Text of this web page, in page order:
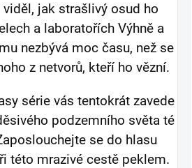
jak strašlivý osud ho
a laboratořích Výhně a
nezbývá moc času, než se
z netvorů, kteří ho vězní.
série vás tentokrát zavede
podzemního světa té
se do hlasu
této mrazivé cestě peklem.